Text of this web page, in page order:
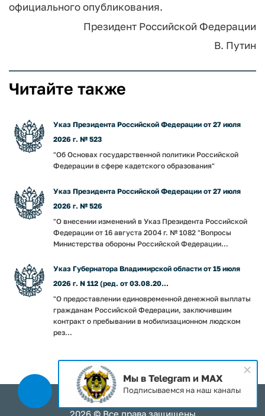
официального опубликования.
Президент Российской Федерации
В. Путин
Читайте также
Указ Президента Российской Федерации от 27 июля
2026 г. № 523
"Об Основах государственной политики Российской
Федерации в сфере кадетского образования"
Указ Президента Российской Федерации от 27 июля
2026 г. № 526
"О внесении изменений в Указ Президента Российской
Федерации от 16 августа 2004 г. № 1082 "Вопросы
Министерства обороны Российской Федерации...
Указ Губернатора Владимирской области от 15 июля
2026 г. N 112 (ред. от 03.08.20...
"О предоставлении единовременной денежной выплаты
гражданам Российской Федерации, заключившим
контракт о пребывании в мобилизационном людском
рез...
2026 © Все права защищены
Мы в Telegram и MAX
Подписываемся на наш каналы